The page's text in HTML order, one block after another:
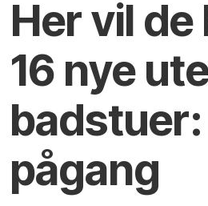
Her vil
16 nye
pågang